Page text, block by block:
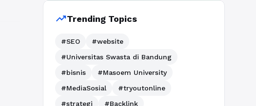
trending_upTrending Topics
#SEO
#website
#Universitas Swasta di Bandung
#bisnis
#Masoem University
#MediaSosial
#tryoutonline
#strategi
#Backlink